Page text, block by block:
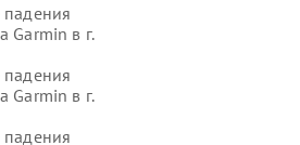
падения
Garmin в г.
падения
Garmin в г.
падения